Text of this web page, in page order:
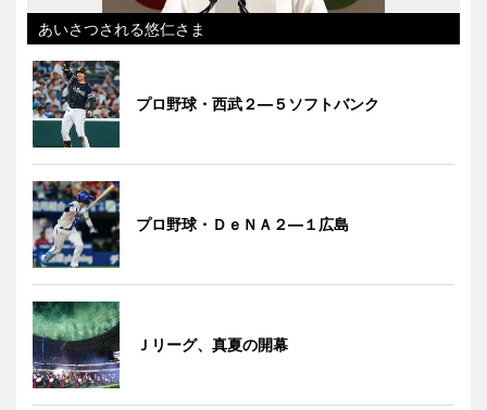
あいさつされる悠仁さま
プロ野球・西武２―５ソフトバンク
プロ野球・ＤｅＮＡ２―１広島
Ｊリーグ、真夏の開幕